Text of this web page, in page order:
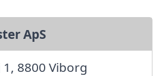
ApS
8800 Viborg